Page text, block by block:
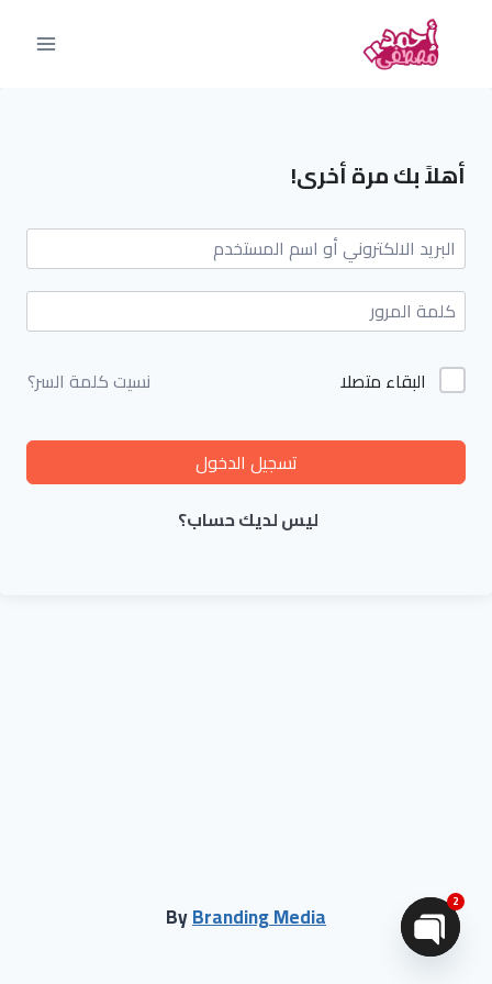
أهلاً بك مرة أخرى!
البقاء متصلا نسيت كلمة السر؟
تسجيل الدخول
ليس لديك حساب؟
ByBranding Media 2